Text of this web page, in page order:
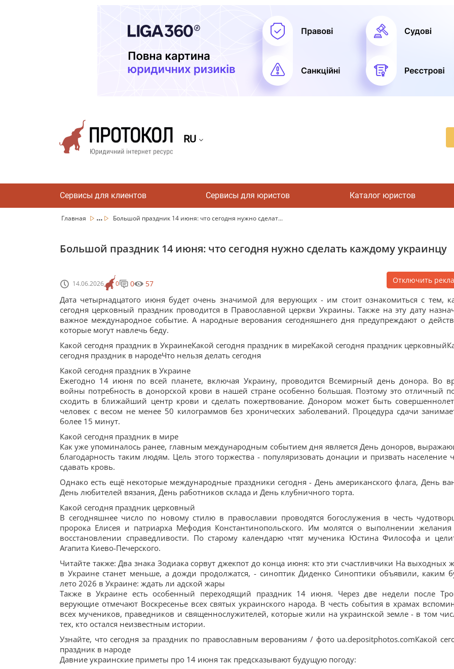
RU
Сервисы для клиентов Сервисы для юристов Каталог юристов
Главная ... Большой праздник 14 июня: что сегодня нужно сделат...
Большой праздник 14 июня: что сегодня нужно сделать каждому украинцу
14.06.2026 0 0 57 Отключить
Дата четырнадцатого июня будет очень значимой для верующих - им стоит ознакомиться с тем,
сегодня церковный праздник проводится в Православной церкви Украины. Также на эту дату
важное международное событие. А народные верования сегодняшнего дня предупреждают о
которые могут навлечь беду.
Какой сегодня праздник в УкраинеКакой сегодня праздник в миреКакой сегодня праздник
сегодня праздник в народеЧто нельзя делать сегодня
Какой сегодня праздник в Украине
Ежегодно 14 июня по всей планете, включая Украину, проводится Всемирный день донора. Во
войны потребность в донорской крови в нашей стране особенно большая. Поэтому это отличный
сходить в ближайший центр крови и сделать пожертвование. Донором может быть
человек с весом не менее 50 килограммов без хронических заболеваний. Процедура сдачи
более 15 минут.
Какой сегодня праздник в мире
Как уже упоминалось ранее, главным международным событием дня является День доноров,
благодарность таким людям. Цель этого торжества - популяризовать донации и призвать население
сдавать кровь.
Однако есть ещё некоторые международные праздники сегодня - День американского флага, День
День любителей вязания, День работников склада и День клубничного торта.
Какой сегодня праздник церковный
В сегодняшнее число по новому стилю в православии проводятся богослужения в честь
пророка Елисея и патриарха Мефодия Константинопольского. Им молятся о выполнении
восстановлении справедливости. По старому календарю чтят мученика Юстина Философа и
Агапита Киево-Печерского.
Читайте также: Два знака Зодиака сорвут джекпот до конца июня: кто эти счастливчики На выходных
в Украине станет меньше, а дожди продолжатся, - синоптик Диденко Синоптики объявили, каким
лето 2026 в Украине: ждать ли адской жары
Также в Украине есть особенный переходящий праздник 14 июня. Через две недели после
верующие отмечают Воскресенье всех святых украинского народа. В честь события в храмах
всех мучеников, праведников и священнослужителей, которые жили на украинской земле - в том
тех, кто остался неизвестным истории.
Узнайте, что сегодня за праздник по православным верованиям / фото ua.depositphotos.comКакой
праздник в народе
Давние украинские приметы про 14 июня так предсказывают будущую погоду: